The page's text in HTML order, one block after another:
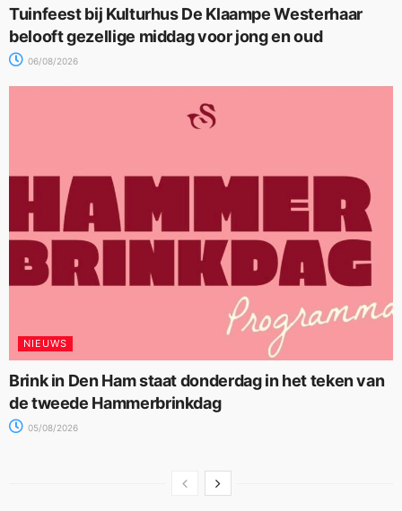
Tuinfeest bij Kulturhus De Klaampe Westerhaar
belooft gezellige middag voor jong en oud
06/08/2026
NIEUWS
Brink in Den Ham staat donderdag in het teken van
de tweede Hammerbrinkdag
05/08/2026